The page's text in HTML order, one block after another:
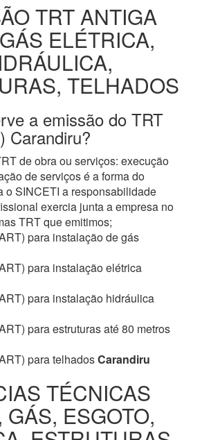
TRT ANTIGA
ELÉTRICA,
TELHADOS
a emissão do TRT
Carandiru?
de obra ou serviços: execução
de serviços é a forma do
o SINCETI a responsabilidade
exercia junta a empresa no
TRT que emitimos;
para instalação de gás
para instalação elétrica
para instalação hidráulica
para estruturas até 80 metros
para telhadosCarandiru
TÉCNICAS
GÁS, ESGOTO,